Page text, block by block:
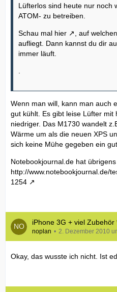
Lüfterlos sind heute nur noch
ATOM- zu betreiben.
Schau mal hier
, auf
aufliegt. Dann kannst du dir
immer läuft.
Wenn man will, kann man auch
gut kühlt. Es gibt leise Lüfter
niedriger. Das M1730 wandelt
Wärme um als die neuen XPS
sich keine Mühe gegeben ein
Notebookjournal.de hat
http://www.notebookjournal.de/
1254
iPhone 3G + viel Zubehör
noplan 2. Dezember 2010
Okay, das wusste ich nicht. Ist